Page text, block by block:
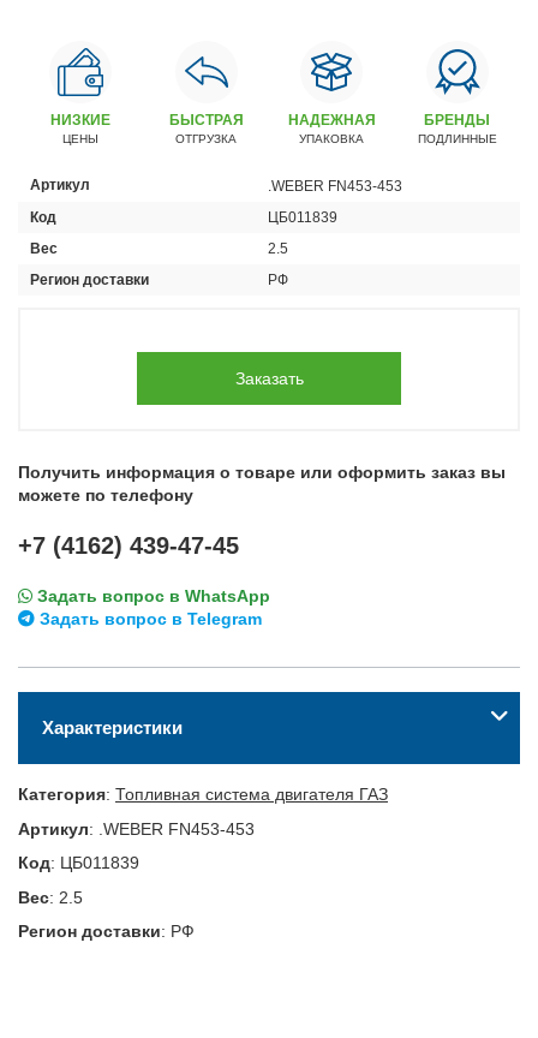
+7 (4162) 22-95-09
Запчасти
+7 (4162) 22-95-79
Сервисный центр
+7 (4162) 22–95–69
График работы: ПН-ПТ с 8.30 до 18.00 (+6 по МСК)
График работы сервис: ПН-СБ с 8.30 до 20.00
НИЗКИЕ
ЦЕНЫ
БЫСТРАЯ
ОТГРУЗКА
НАДЕЖНАЯ
УПАКОВКА
БРЕНДЫ
ПОДЛИННЫЕ
Артикул
.WEBER FN453-453
Код
ЦБ011839
Вес
2.5
Регион доставки
РФ
Заказать
Получить информация о товаре или оформить заказ вы
можете по телефону
+7 (4162) 439-47-45
Задать вопрос в WhatsApp
Задать вопрос в Telegram
Характеристики
Категория: Топливная система двигателя ГАЗ
Артикул: .WEBER FN453-453
Код: ЦБ011839
Вес: 2.5
Регион доставки: РФ